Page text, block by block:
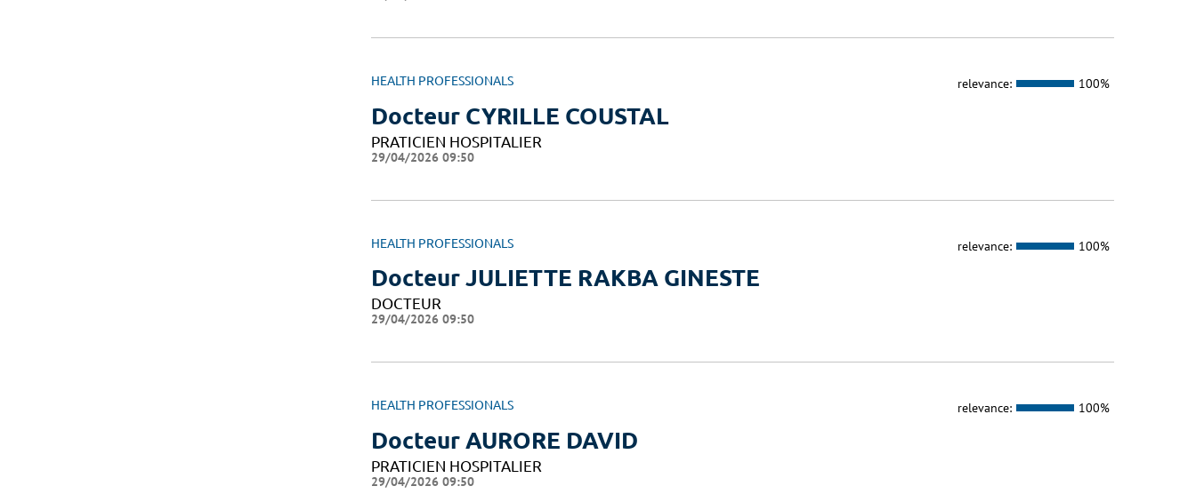
HEALTH PROFESSIONALS relevance: 100%
Docteur CYRILLE COUSTAL
PRATICIEN HOSPITALIER
29/04/2026 09:50
HEALTH PROFESSIONALS relevance: 100%
Docteur JULIETTE RAKBA GINESTE
DOCTEUR
29/04/2026 09:50
HEALTH PROFESSIONALS relevance: 100%
Docteur AURORE DAVID
PRATICIEN HOSPITALIER
29/04/2026 09:50